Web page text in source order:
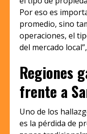
Por eso es
promedio, sino
operaciones, el
del mercado
Regiones
frente a
Uno de los
es la pérdida de